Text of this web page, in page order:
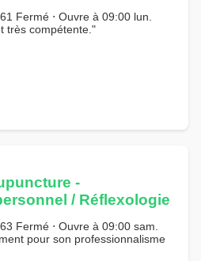
Fermé ⋅ Ouvre à 09:00 lun.
très compétente."
-
/ Réflexologie
Fermé ⋅ Ouvre à 09:00 sam.
pour son professionnalisme